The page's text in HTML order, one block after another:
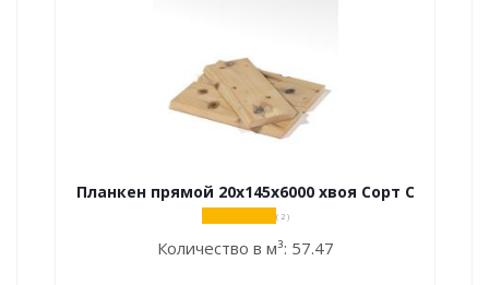
Планкен прямой 20х145х6000 хвоя Сорт С
( 2 )
Количество в м³: 57.47